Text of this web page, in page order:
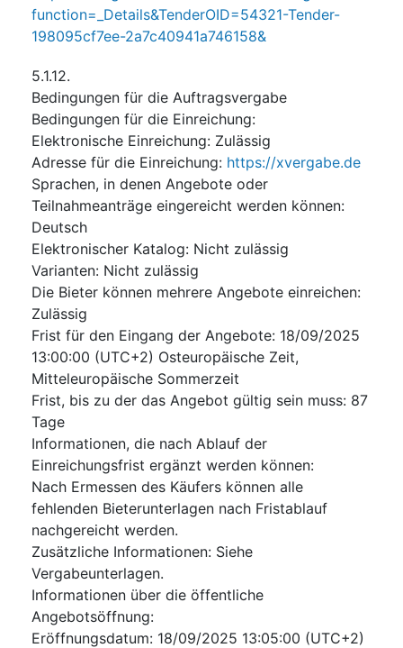
function=_Details&TenderOID=54321-Tender-
198095cf7ee-2a7c40941a746158&
5.1.12.
Bedingungen für die Auftragsvergabe
Bedingungen für die Einreichung:
Elektronische Einreichung: Zulässig
Adresse für die Einreichung: https://xvergabe.de
Sprachen, in denen Angebote oder
Teilnahmeanträge eingereicht werden können:
Deutsch
Elektronischer Katalog: Nicht zulässig
Varianten: Nicht zulässig
Die Bieter können mehrere Angebote einreichen:
Zulässig
Frist für den Eingang der Angebote: 18/09/2025
13:00:00 (UTC+2) Osteuropäische Zeit,
Mitteleuropäische Sommerzeit
Frist, bis zu der das Angebot gültig sein muss: 87
Tage
Informationen, die nach Ablauf der
Einreichungsfrist ergänzt werden können:
Nach Ermessen des Käufers können alle
fehlenden Bieterunterlagen nach Fristablauf
nachgereicht werden.
Zusätzliche Informationen: Siehe
Vergabeunterlagen.
Informationen über die öffentliche
Angebotsöffnung:
Eröffnungsdatum: 18/09/2025 13:05:00 (UTC+2)